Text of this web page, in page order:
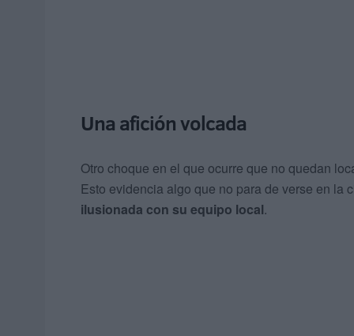
Una afición volcada
Otro choque en el que ocurre que no quedan
Esto evidencia algo que no para de verse en la
ilusionada con su equipo local.